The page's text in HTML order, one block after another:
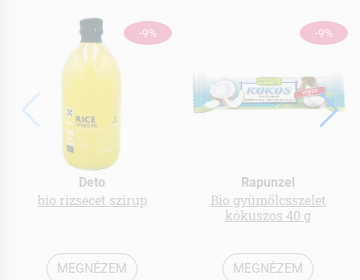
-9%
Deto
bio rizsecet szirup
MEGNÉZEM
-9%
Rapunzel
Bio gyümölcsszelet
kókuszos 40 g
MEGNÉZEM